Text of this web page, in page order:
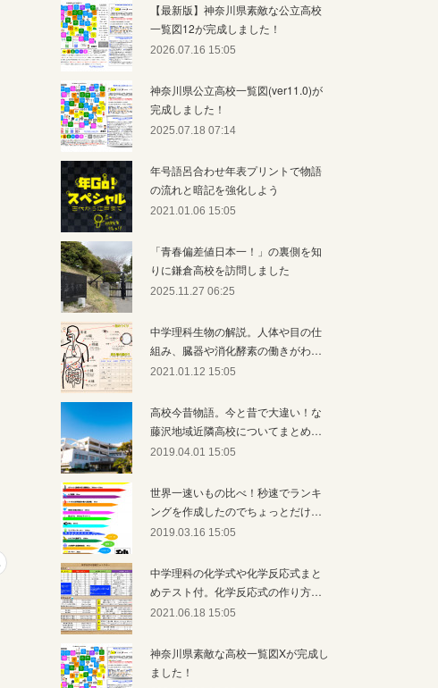
【最新版】神奈川県素敵な公立高校
一覧図12が完成しました！
2026.07.16 15:05
神奈川県公立高校一覧図(ver11.0)が
完成しました！
2025.07.18 07:14
年号語呂合わせ年表プリントで物語
の流れと暗記を強化しよう
2021.01.06 15:05
「青春偏差値日本一！」の裏側を知
りに鎌倉高校を訪問しました
2025.11.27 06:25
中学理科生物の解説。人体や目の仕
組み、臓器や消化酵素の働きがわ…
2021.01.12 15:05
高校今昔物語。今と昔で大違い！な
藤沢地域近隣高校についてまとめ…
2019.04.01 15:05
世界一速いもの比べ！秒速でランキ
ングを作成したのでちょっとだけ…
2019.03.16 15:05
中学理科の化学式や化学反応式まと
めテスト付。化学反応式の作り方…
2021.06.18 15:05
神奈川県素敵な高校一覧図Xが完成し
ました！